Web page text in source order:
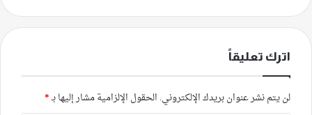
اترك تعليقاً
لن يتم نشر عنوان بريدك الإلكتروني. الحقول الإلزامية مشار إليها بـ*